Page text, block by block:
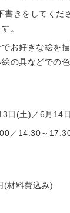
書きをしてくだ
。
お好きな絵を描
の具などでの
日(土)／6月14
／14:30～
(材料費込み)